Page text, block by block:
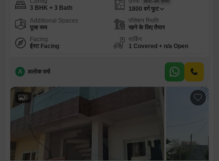
3 BHK + 3 Bath
बिल्ट-अप एरिया
1800 वर्ग फुट
Additional Spaces
पूजा रूम
पॉसेशन स्थिति
रहने के लिए तैयार
Facing
ईस्ट Facing
पार्किंग
1 Covered + n/a Open
A अलोक वर्मा
6